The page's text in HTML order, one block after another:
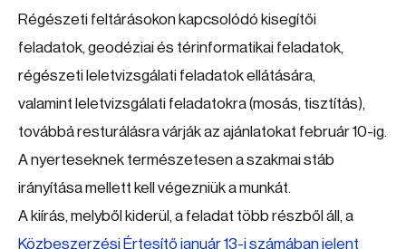
Régészeti feltárásokon kapcsolódó kisegítői
feladatok, geodéziai és térinformatikai feladatok,
régészeti leletvizsgálati feladatok ellátására,
valamint leletvizsgálati feladatokra (mosás, tisztítás),
továbbá resturálásra várják az ajánlatokat február 10-ig.
A nyerteseknek természetesen a szakmai stáb
irányítása mellett kell végezniük a munkát.
A kiírás, melyből kiderül, a feladat több részből áll, a
Közbeszerzési Értesítő január 13-i számában jelent